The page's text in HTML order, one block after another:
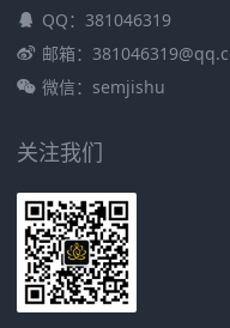
QQ：381046319
邮箱：
微信：semjishu
关注我们